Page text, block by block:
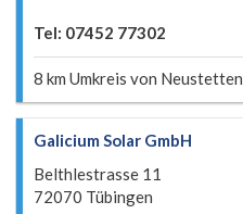
Tel: 07452 77302
8 km Umkreis von Neustetten
Galicium Solar GmbH
Belthlestrasse 11
72070 Tübingen